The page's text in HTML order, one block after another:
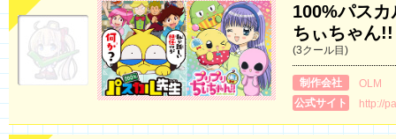
100%パス
ちぃちゃん!!
(3クール目)
制作会社
OLM
公式サイト
http://